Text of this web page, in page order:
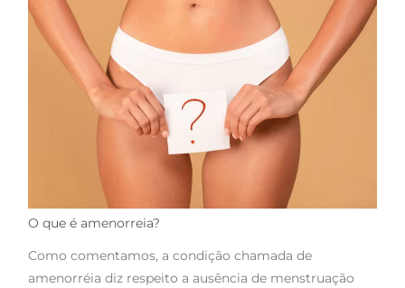
O que é amenorreia?
Como comentamos, a condição chamada de
amenorréia diz respeito a ausência de menstruação